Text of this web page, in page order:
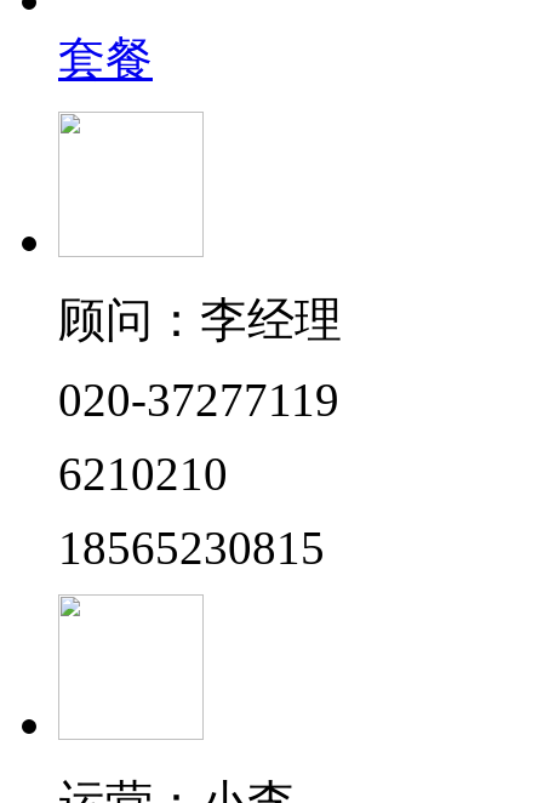
套餐
顾问：李经理
020-37277119
6210210
18565230815